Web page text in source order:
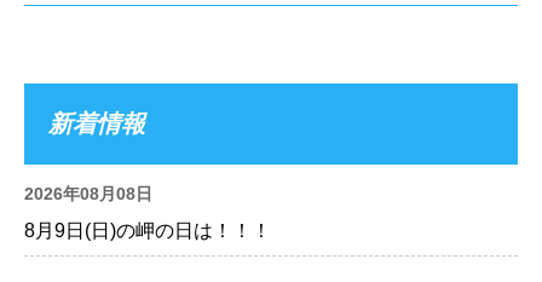
新着情報
2026年08月08日
8月9日(日)の岬の日は！！！